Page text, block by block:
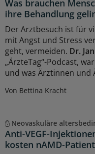
Was brauchen
ihre Behandlung
Der Arztbesuch ist für
mit Angst und Stress
geht, vermeiden. Dr.
„ÄrzteTag“-Podcast,
und was Ärztinnen und
Von Bettina Kracht
Neovaskuläre
Anti-VEGF-
kosten nAMD-